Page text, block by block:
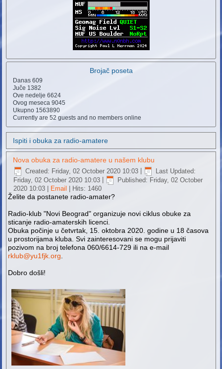
Brojač poseta
Danas609
Juče 1382
Ove nedelje6624
Ovog meseca9045
Ukupno 1563890
Currently are 52 guests and no members online
Ispiti i obuka za radio-amatere
Nova obuka za radio-amatere u našem klubu
Created: Friday, 02 October 2020 10:03
Last Updated:
Friday, 02 October 2020 10:03
Published: Friday, 02 October
2020 10:03
Email | Hits: 1460
Želite da postanete radio-amater?
Radio-klub "Novi Beograd" organizuje novi ciklus obuke za
sticanje radio-amaterskih licenci.
Obuka počinje u četvrtak, 15. oktobra 2020. godine u 18 časova
u prostorijama kluba. Svi zainteresovani se mogu prijaviti
pozivom na broj telefona 060/6614-729 ili na e-mail
rklub@yu1fjk.org.
Dobro došli!